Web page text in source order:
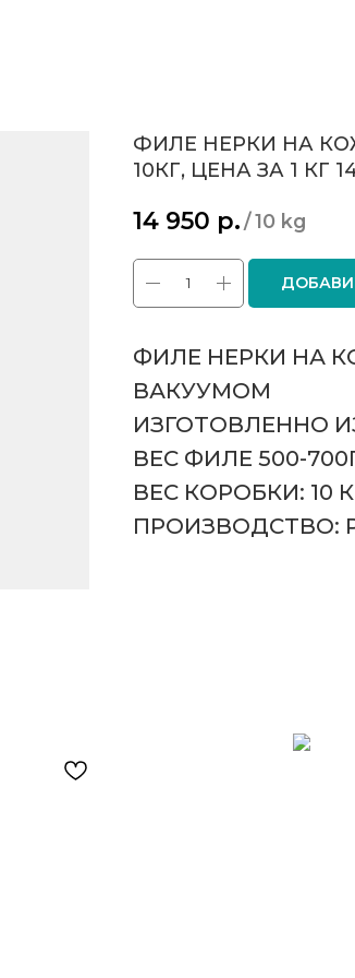
ФИЛЕ НЕРКИ НА
10КГ, ЦЕНА ЗА 1 КГ
14 950 р./10 kg
ФИЛЕ НЕРКИ НА
ВАКУУМОМ
ИЗГОТОВЛЕННО
ВЕС ФИЛЕ 500-
ВЕС КОРОБКИ: 10
ПРОИЗВОДСТВО: